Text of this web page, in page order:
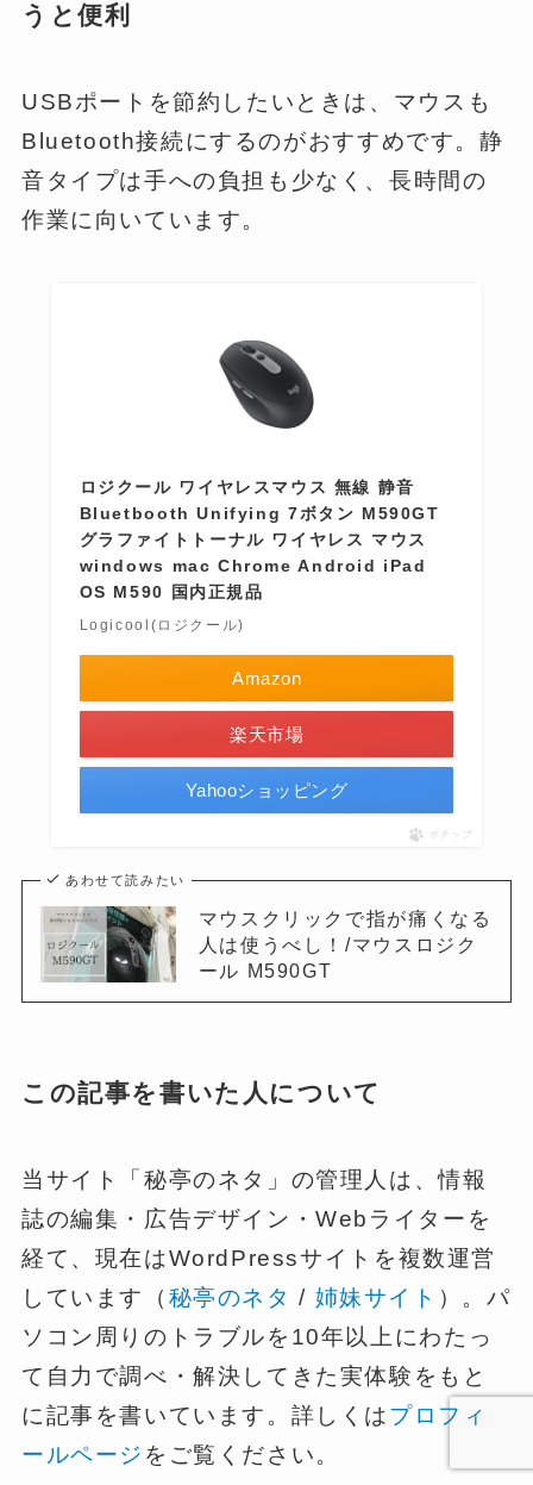
うと便利
USBポートを節約したいときは、マウスも
Bluetooth接続にするのがおすすめです。静
音タイプは手への負担も少なく、長時間の
作業に向いています。
ロジクール ワイヤレスマウス 無線 静音
Bluetbooth Unifying 7ボタン M590GT
グラファイトトーナル ワイヤレス マウス
windows mac Chrome Android iPad
OS M590 国内正規品
Logicool(ロジクール)
Amazon
楽天市場
Yahooショッピング
ポチップ
あわせて読みたい
マウスクリックで指が痛くなる
人は使うべし！/マウスロジク
ール M590GT
この記事を書いた人について
当サイト「秘亭のネタ」の管理人は、情報
誌の編集・広告デザイン・Webライターを
経て、現在はWordPressサイトを複数運営
しています（ 秘亭のネタ / 姉妹サイト ）。パ
ソコン周りのトラブルを10年以上にわたっ
て自力で調べ・解決してきた実体験をもと
に記事を書いています。詳しくはプロフィ
ールページ をご覧ください。